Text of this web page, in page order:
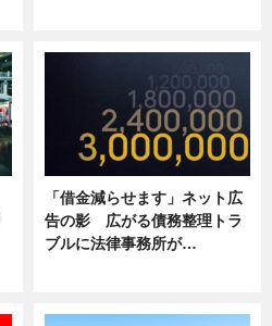
「借金減らせます」ネット広
告の影 広がる債務整理トラ
ブルに法律事務所が…